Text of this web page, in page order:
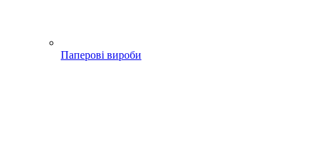
Паперові вироби